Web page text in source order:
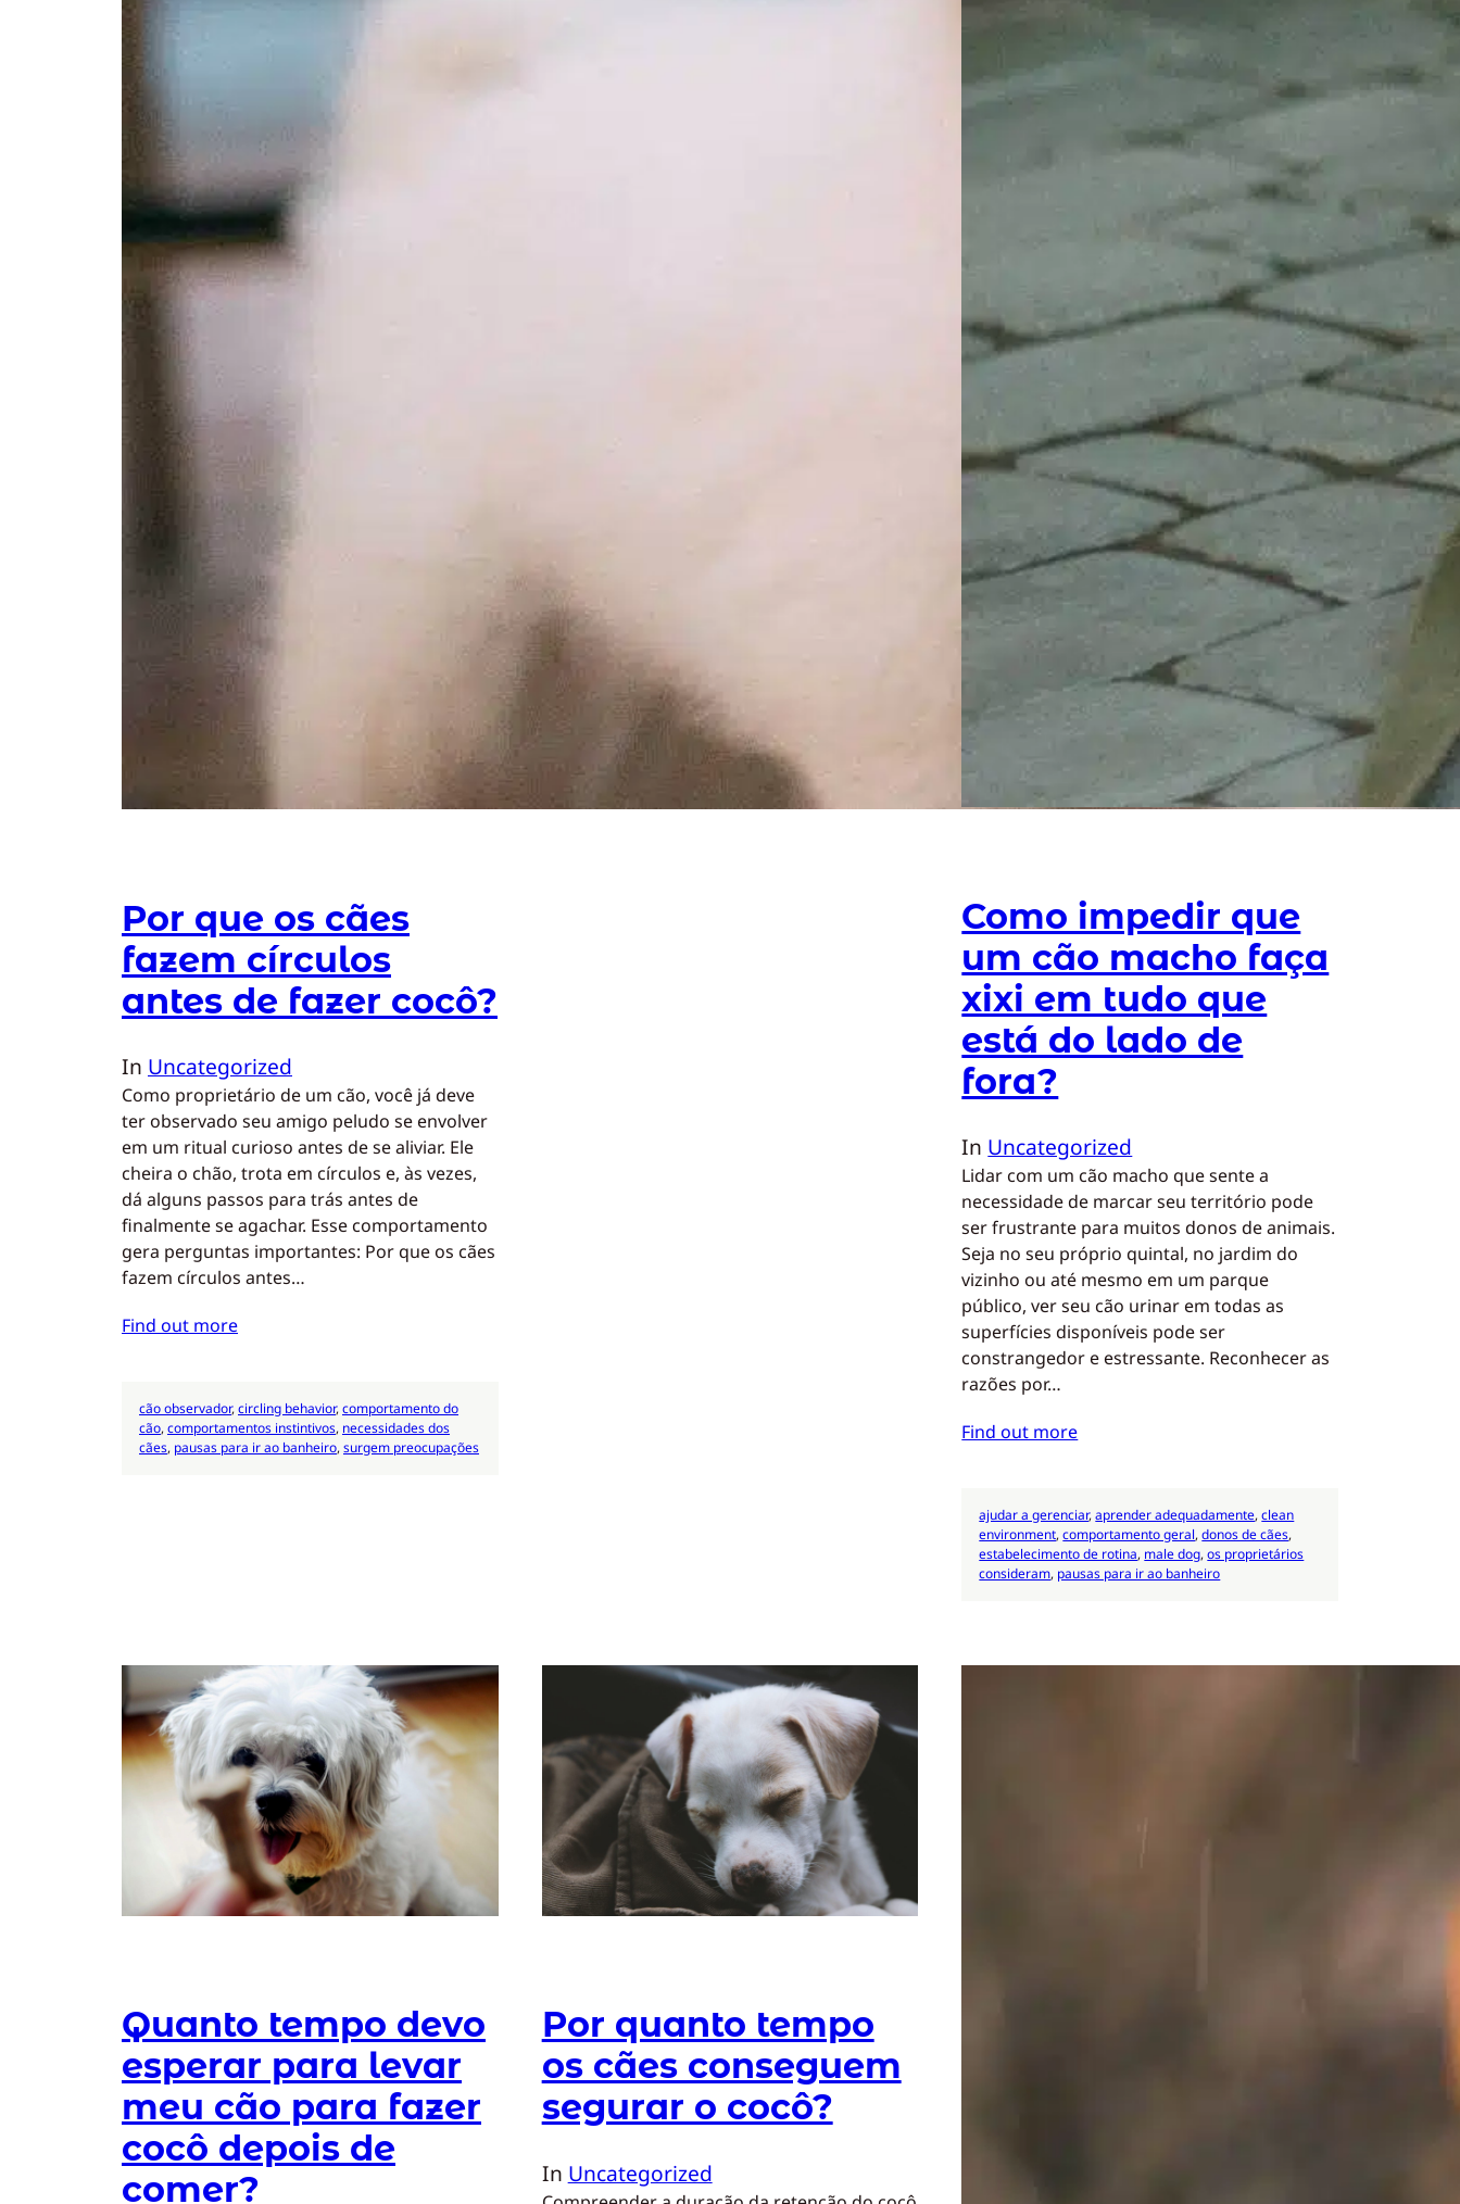
Por que os cães
fazem círculos
antes de fazer cocô?
In Uncategorized
Como proprietário de um cão, você já deve
ter observado seu amigo peludo se envolver
em um ritual curioso antes de se aliviar. Ele
cheira o chão, trota em círculos e, às vezes,
dá alguns passos para trás antes de
finalmente se agachar. Esse comportamento
gera perguntas importantes: Por que os cães
fazem círculos antes…
Find out more
cão observador, circling behavior, comportamento do
cão, comportamentos instintivos, necessidades dos
cães, pausas para ir ao banheiro, surgem preocupações
Como impedir que
um cão macho faça
xixi em tudo que
está do lado de
fora?
In Uncategorized
Lidar com um cão macho que sente a
necessidade de marcar seu território pode
ser frustrante para muitos donos de animais.
Seja no seu próprio quintal, no jardim do
vizinho ou até mesmo em um parque
público, ver seu cão urinar em todas as
superfícies disponíveis pode ser
constrangedor e estressante. Reconhecer as
razões por…
Find out more
ajudar a gerenciar, aprender adequadamente, clean
environment, comportamento geral, donos de cães
estabelecimento de rotina, male dog, os proprietários
consideram, pausas para ir ao banheiro
Quanto tempo devo
esperar para levar
meu cão para fazer
cocô depois de
comer?
Por quanto tempo
os cães conseguem
segurar o cocô?
In Uncategorized